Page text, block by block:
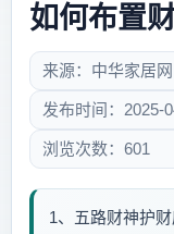
如何布置
来源：中华家居网
发布时间：2025-
浏览次数：601
1、五路财神护